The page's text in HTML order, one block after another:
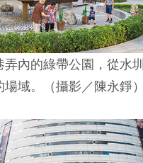
內的綠帶公園，從水
域。
（攝影／陳永錚）